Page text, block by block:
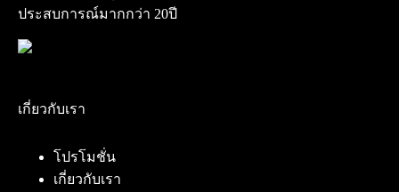
ประสบการณ์มากกว่า 20ปี
เกี่ยวกับเรา
โปรโมชั่น
เกี่ยวกับเรา